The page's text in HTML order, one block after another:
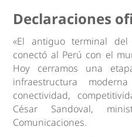
Declaraciones
«El antiguo terminal del
conectó al Perú con el
Hoy cerramos una
infraestructura
conectividad,
César Sandoval,
Comunicaciones.